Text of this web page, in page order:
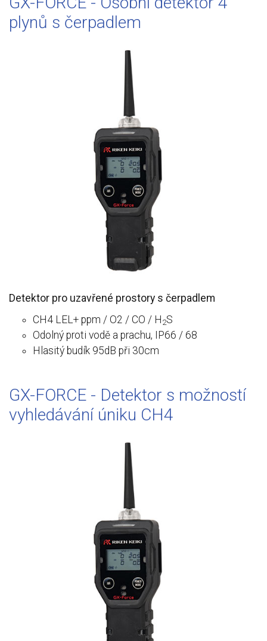
plynů s čerpadlem
Detektor pro uzavřené prostory s čerpadlem
CH4 LEL+ ppm / O2 / CO / H 2S
Odolný proti vodě a prachu, IP66 / 68
Hlasitý budík 95dB při 30cm
GX-FORCE - Detektor s možností
vyhledávání úniku CH4